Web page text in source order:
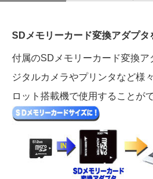
SDメモリーカード変換アダプタ
付属のSDメモリーカード変換
ジタルカメラやプリンタなど様
ロット搭載機で使用することが